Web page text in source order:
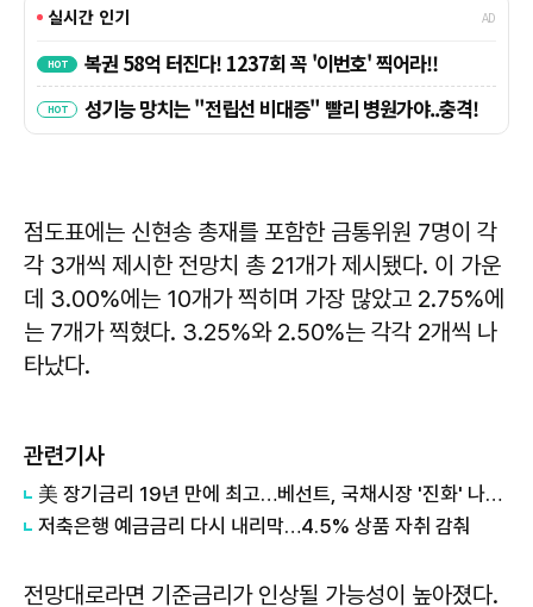
점도표에는 신현송 총재를 포함한 금통위원 7명이 각
각 3개씩 제시한 전망치 총 21개가 제시됐다. 이 가운
데 3.00%에는 10개가 찍히며 가장 많았고 2.75%에
는 7개가 찍혔다. 3.25%와 2.50%는 각각 2개씩 나
타났다.
관련기사
美 장기금리 19년 만에 최고…베선트, 국채시장 '진화' 나섰다
저축은행 예금금리 다시 내리막…4.5% 상품 자취 감춰
전망대로라면 기준금리가 인상될 가능성이 높아졌다.